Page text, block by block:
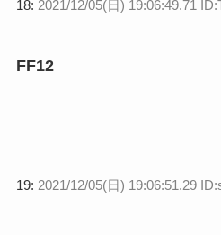
18: 2021/12/05(日) 19:06:49.71
FF12
19: 2021/12/05(日) 19:06:51.29